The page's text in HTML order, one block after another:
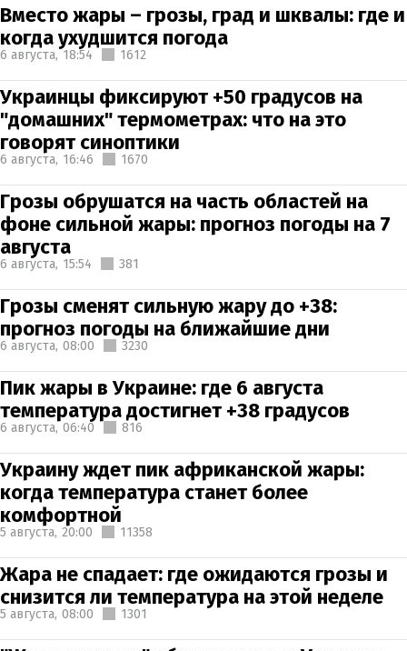
Вместо жары – грозы, град и шквалы: где и
когда ухудшится погода
6 августа, 18:54 1612
Украинцы фиксируют +50 градусов на
"домашних" термометрах: что на это
говорят синоптики
6 августа, 16:46 1670
Грозы обрушатся на часть областей на
фоне сильной жары: прогноз погоды на 7
августа
6 августа, 15:54 381
Грозы сменят сильную жару до +38:
прогноз погоды на ближайшие дни
6 августа, 08:00 3230
Пик жары в Украине: где 6 августа
температура достигнет +38 градусов
6 августа, 06:40 816
Украину ждет пик африканской жары:
когда температура станет более
комфортной
5 августа, 20:00 11358
Жара не спадает: где ожидаются грозы и
снизится ли температура на этой неделе
5 августа, 08:00 1301